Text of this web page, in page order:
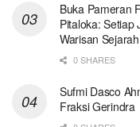
Buka Pameran
Pitaloka: Setiap
Warisan
0 SHARES
Sufmi Dasco
Fraksi Gerindra